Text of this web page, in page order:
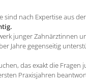
sind nach Expertise aus
junger Zahnärztinnen
Jahre gegenseitig
das exakt die Fragen
Praxisjahren